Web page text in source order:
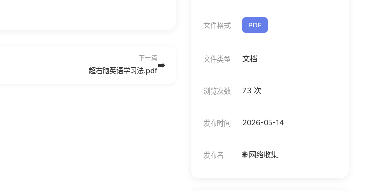
下一篇
超右脑英语学习法.pdf➡️
文件格式 PDF
文件类型 文档
浏览次数 73 次
发布时间 2026-05-14
发布者 🌐 网络收集